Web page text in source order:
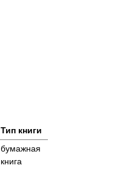
Тип книги
бумажная
книга